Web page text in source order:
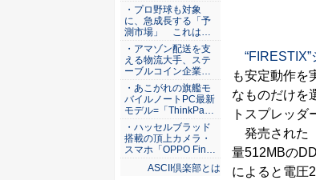
も安定動作を
なものだけを
トスプレッダ
発売された
量512MBの
によると電圧
・プロ野球も対象
に、急成長する「予
測市場」 これは…
・アマゾン配送を支
える物流大手、ステ
ーブルコイン企業…
・あこがれの旗艦モ
バイルノートPC最新
モデル=「ThinkPa…
・ハッセルブラッド
搭載の頂上カメラ・
スマホ「OPPO Fin…
ASCII倶楽部とは